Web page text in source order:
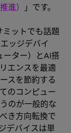
進）
」です。
ミットでも話題
ッジデバイ
ーター）とAI搭
エンスを最適
スを節約する
のコンピュー
のが一般的な
き方向転換で
デバイスは単